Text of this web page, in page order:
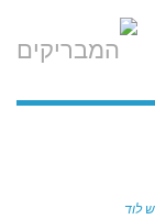
לוד